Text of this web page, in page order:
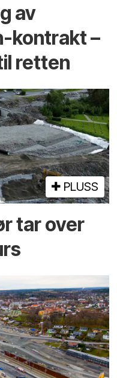
av
kontrakt –
retten
PLUSS
tar over